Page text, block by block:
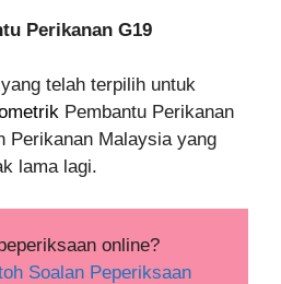
Perikanan G19
telah terpilih untuk
Pembantu Perikanan
Perikanan Malaysia yang
lama lagi.
online?
Soalan Peperiksaan